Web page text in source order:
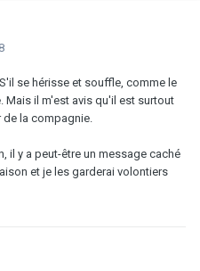
se hérisse et souffle, comme le
Mais il m'est avis qu'il est surtout
la compagnie.
il y a peut-être un message caché
et je les garderai volontiers